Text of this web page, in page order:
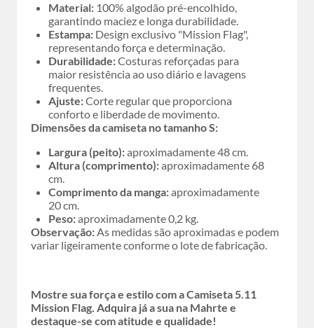
Material: 100% algodão pré-encolhido,
garantindo maciez e longa durabilidade.
Estampa: Design exclusivo "Mission Flag",
representando força e determinação.
Durabilidade:Costuras reforçadas para
maior resistência ao uso diário e lavagens
frequentes.
Ajuste:Corte regular que proporciona
conforto e liberdade de movimento.
Dimensões da camiseta no tamanho S:
Largura (peito):aproximadamente 48 cm.
Altura (comprimento):aproximadamente 68
cm.
Comprimento da manga:aproximadamente
20 cm.
Peso:aproximadamente 0,2 kg.
Observação:As medidas são aproximadas e podem
variar ligeiramente conforme o lote de fabricação.
Mostre sua força e estilo com a Camiseta 5.11
Mission Flag. Adquira já a sua na Mahrte e
destaque-se com atitude e qualidade!